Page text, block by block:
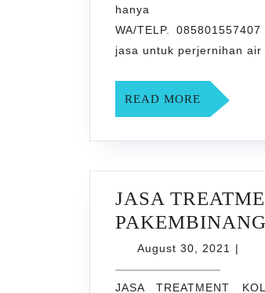
hanya di
WA/TELP.
jasa untuk perjernihan
READ MORE READ
MORE
JASA
August 30, 2021
August
|
JASA TREATMENT